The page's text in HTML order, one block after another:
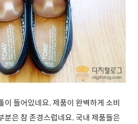
이 들어있네요. 제품이 완벽하게 소비
분은 참 존경스럽네요. 국내 제품들은